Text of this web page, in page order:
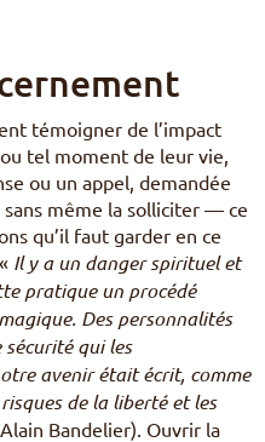
témoigner de l’impact
tel moment de leur vie,
ou un appel, demandée
même la solliciter — ce
qu’il faut garder en ce
Il y a un danger spirituel et
pratique un procédé
Des personnalités
qui les
avenir était écrit, comme
de la liberté et les
Bandelier). Ouvrir la